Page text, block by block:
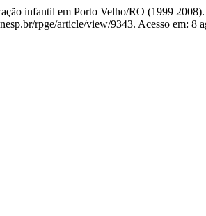
infantil em Porto Velho/RO (1999 2008).
rpge/article/view/9343. Acesso em: 8